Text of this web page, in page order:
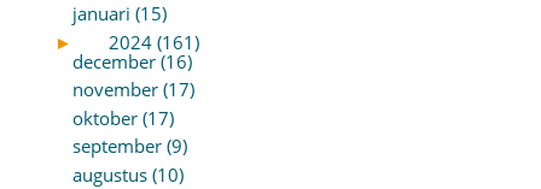
januari (15)
►
2024 (161)
december (16)
november (17)
oktober (17)
september (9)
augustus (10)